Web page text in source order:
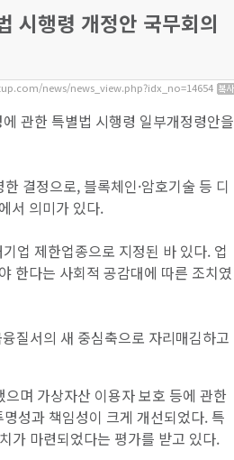
시행령 개정안 국무회의
news/news_view.php?idx_no=14654
관한 특별법 시행령 일부개정령안을
결정으로, 블록체인·암호기술 등 디
서 의미가 있다.
업 제한업종으로 지정된 바 있다. 업
한다는 사회적 공감대에 따른 조치였
질서의 새 중심축으로 자리매김하고
며 가상자산 이용자 보호 등에 관한
성과 책임성이 크게 개선되었다. 특
가 마련되었다는 평가를 받고 있다.